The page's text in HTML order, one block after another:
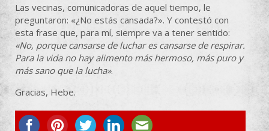
Las vecinas, comunicadoras de aquel tiempo, le
preguntaron: «¿No estás cansada?». Y contestó con
esta frase que, para mí, siempre va a tener sentido:
«No, porque cansarse de luchar es cansarse de respirar.
Para la vida no hay alimento más hermoso, más puro y
más sano que la lucha».
Gracias, Hebe.